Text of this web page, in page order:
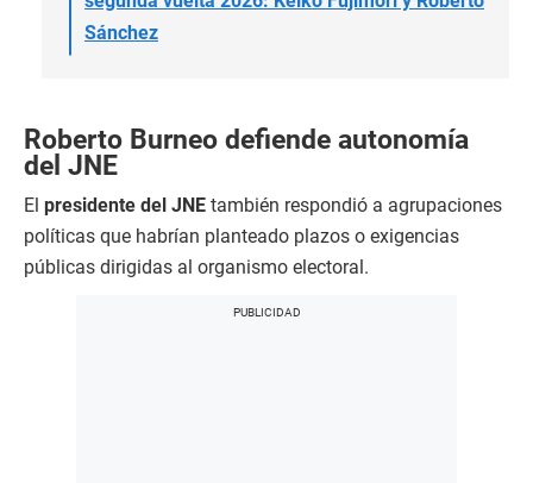
Sánchez
Roberto Burneo defiende autonomía
del JNE
El presidente del JNE también respondió a agrupaciones
políticas que habrían planteado plazos o exigencias
públicas dirigidas al organismo electoral.